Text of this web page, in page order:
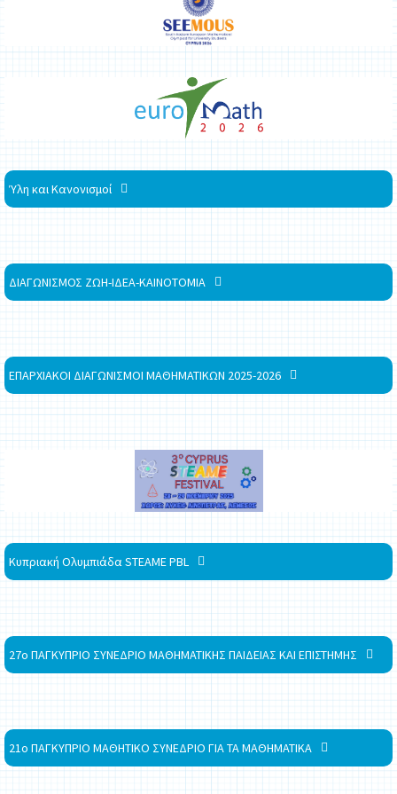
Ύλη και Κανονισμοί
ΔΙΑΓΩΝΙΣΜΟΣ ΖΩΗ-ΙΔΕΑ-ΚΑΙΝΟΤΟΜΙΑ
ΕΠΑΡΧΙΑΚΟΙ ΔΙΑΓΩΝΙΣΜΟΙ ΜΑΘΗΜΑΤΙΚΩΝ 2025-2026
Κυπριακή Ολυμπιάδα STEAME PBL
27ο ΠΑΓΚΥΠΡΙΟ ΣΥΝΕΔΡΙΟ ΜΑΘΗΜΑΤΙΚΗΣ ΠΑΙΔΕΙΑΣ ΚΑΙ ΕΠΙΣΤΗΜΗΣ
21ο ΠΑΓΚΥΠΡΙΟ ΜΑΘΗΤΙΚΟ ΣΥΝΕΔΡΙΟ ΓΙΑ ΤΑ ΜΑΘΗΜΑΤΙΚΑ